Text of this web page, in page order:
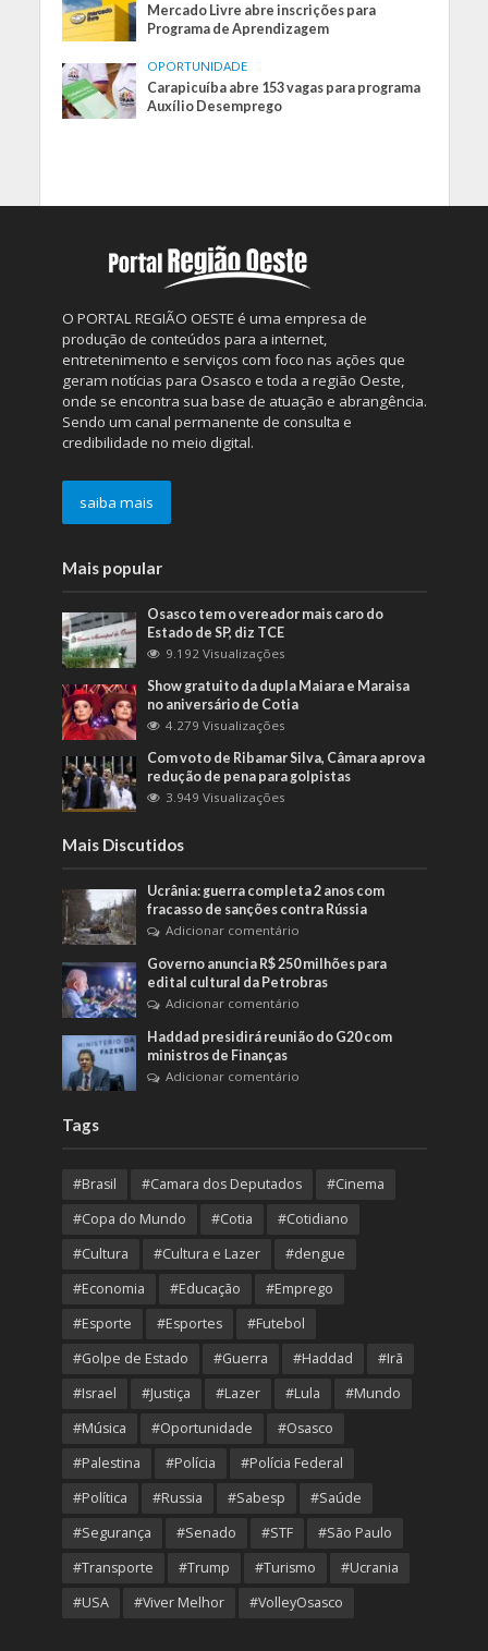
Mercado Livre abre inscrições para
Programa de Aprendizagem
OPORTUNIDADE
Carapicuíba abre 153 vagas para programa
Auxílio Desemprego
O PORTAL REGIÃO OESTE é uma empresa de
produção de conteúdos para a internet,
entretenimento e serviços com foco nas ações que
geram notícias para Osasco e toda a região Oeste,
onde se encontra sua base de atuação e abrangência.
Sendo um canal permanente de consulta e
credibilidade no meio digital.
saiba mais
Mais popular
Osasco tem o vereador mais caro do
Estado de SP, diz TCE
9.192 Visualizações
Show gratuito da dupla Maiara e Maraisa
no aniversário de Cotia
4.279 Visualizações
Com voto de Ribamar Silva, Câmara aprova
redução de pena para golpistas
3.949 Visualizações
Mais Discutidos
Ucrânia: guerra completa 2 anos com
fracasso de sanções contra Rússia
Adicionar comentário
Governo anuncia R$ 250 milhões para
edital cultural da Petrobras
Adicionar comentário
Haddad presidirá reunião do G20 com
ministros de Finanças
Adicionar comentário
Tags
#Brasil #Camara dos Deputados
#Cinema
#Copa do Mundo
#Cotia
#Cotidiano
#Cultura
#Cultura e Lazer
#dengue
#Economia
#Educação
#Emprego
#Esporte
#Esportes
#Futebol
#Golpe de Estado
#Guerra #Haddad
#Irã
#Israel
#Justiça #Lazer #Lula
#Mundo
#Música
#Oportunidade
#Osasco
#Palestina
#Polícia
#Polícia Federal
#Política
#Russia #Sabesp
#Saúde
#Segurança
#Senado #STF
#São Paulo
#Transporte
#Trump #Turismo
#Ucrania
#USA
#Viver Melhor #VolleyOsasco